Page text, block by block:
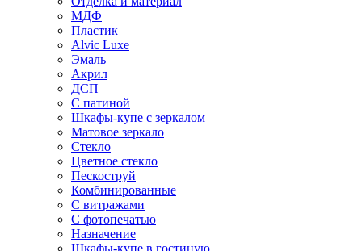
МДФ
Пластик
Alvic Luxe
Эмаль
Акрил
ДСП
С патиной
Шкафы-купе с зеркалом
Матовое зеркало
Стекло
Цветное стекло
Пескоструй
Комбинированные
С витражами
С фотопечатью
Назначение
Шкафы-купе в гостиную